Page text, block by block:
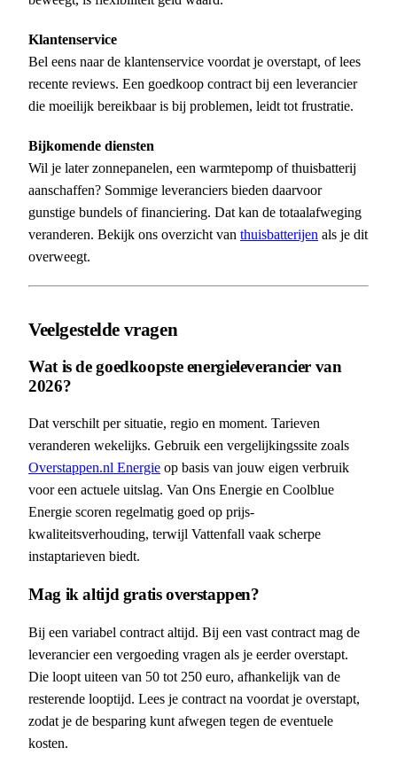
Klantenservice
Bel eens naar de klantenservice voordat je overstapt, of lees
recente reviews. Een goedkoop contract bij een leverancier
die moeilijk bereikbaar is bij problemen, leidt tot frustratie.
Bijkomende diensten
Wil je later zonnepanelen, een warmtepomp of thuisbatterij
aanschaffen? Sommige leveranciers bieden daarvoor
gunstige bundels of financiering. Dat kan de totaalafweging
veranderen. Bekijk ons overzicht van thuisbatterijen als je dit
overweegt.
Veelgestelde vragen
Wat is de goedkoopste energieleverancier van
2026?
Dat verschilt per situatie, regio en moment. Tarieven
veranderen wekelijks. Gebruik een vergelijkingssite zoals
Overstappen.nl Energie op basis van jouw eigen verbruik
voor een actuele uitslag. Van Ons Energie en Coolblue
Energie scoren regelmatig goed op prijs-
kwaliteitsverhouding, terwijl Vattenfall vaak scherpe
instaptarieven biedt.
Mag ik altijd gratis overstappen?
Bij een variabel contract altijd. Bij een vast contract mag de
leverancier een vergoeding vragen als je eerder overstapt.
Die loopt uiteen van 50 tot 250 euro, afhankelijk van de
resterende looptijd. Lees je contract na voordat je overstapt,
zodat je de besparing kunt afwegen tegen de eventuele
kosten.